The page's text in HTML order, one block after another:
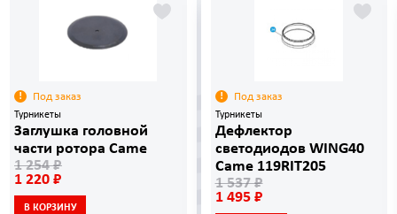
Под заказ
Турникеты
Заглушка головной
части ротора Came
1 254 ₽
1 220 ₽
В КОРЗИНУ
Под заказ
Турникеты
Дефлектор
светодиодов WING40
Came 119RIT205
1 537 ₽
1 495 ₽